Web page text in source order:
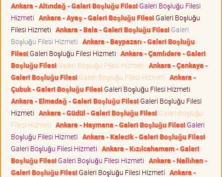
Ankara - Altındağ - Galeri Boşluğu Filesi Galeri Boşluğu Filesi
Hizmeti Ankara - Ayaş - Galeri Boşluğu Filesi Galeri Boşluğu
Filesi Hizmeti Ankara - Bala - Galeri Boşluğu Filesi Galeri
Boşluğu Filesi Hizmeti Ankara - Beypazarı - Galeri Boşluğu
Filesi Galeri Boşluğu Filesi Hizmeti Ankara - Çamlıdere - Galeri
Boşluğu Filesi Galeri Boşluğu Filesi Hizmeti Ankara - Çankaya -
Galeri Boşluğu Filesi Galeri Boşluğu Filesi Hizmeti Ankara -
Çubuk - Galeri Boşluğu Filesi Galeri Boşluğu Filesi Hizmeti
Ankara - Elmadağ - Galeri Boşluğu Filesi Galeri Boşluğu Filesi
Hizmeti Ankara - Güdül - Galeri Boşluğu Filesi Galeri Boşluğu
Filesi Hizmeti Ankara - Haymana - Galeri Boşluğu Filesi Galeri
Boşluğu Filesi Hizmeti Ankara - Kalecik - Galeri Boşluğu Filesi
Galeri Boşluğu Filesi Hizmeti Ankara - Kızılcahamam - Galeri
Boşluğu Filesi Galeri Boşluğu Filesi Hizmeti Ankara - Nallıhan -
Galeri Boşluğu Filesi Galeri Boşluğu Filesi Hizmeti Ankara -